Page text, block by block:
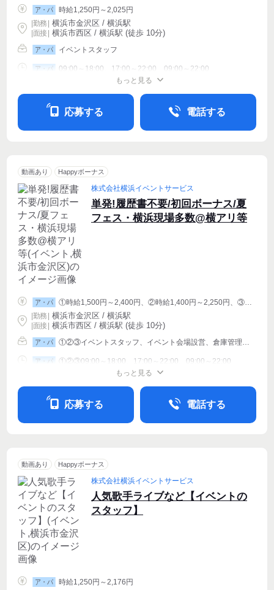
ア・パ
時給1,250円～2,025円
|勤務 横浜市金沢区 / 横浜駅
| 面接 | 横浜市西区 / 横浜駅 (徒歩 10分)
ア・パ イベントスタッフ
ア・パ 09:00～18:00、17:00～22:00、09:00～22:00
もっと見る
応募する 電話する
動画あり Happyボーナス
株式会社横浜イベントサービス
単発!履歴書不要/初回ボーナス/夏
フェス・横浜現場多数@横アリ等
ア・パ
①時給1,500円～2,400円、②時給1,400円～2,250円、③時給1,250円～2,025円
|勤務 横浜市金沢区 / 横浜駅
| 面接 | 横浜市西区 / 横浜駅 (徒歩 10分)
ア・パ ①②③イベントスタッフ、イベント会場設営、倉庫管理・入出荷
ア・パ ①②③09:00～18:00、17:00～22:00、09:00～22:00
もっと見る
応募する 電話する
動画あり Happyボーナス
株式会社横浜イベントサービス
人気歌手ライブなど【イベントの
スタッフ】
ア・パ
時給1,250円～2,176円